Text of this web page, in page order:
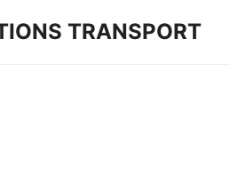
TRANSPORT